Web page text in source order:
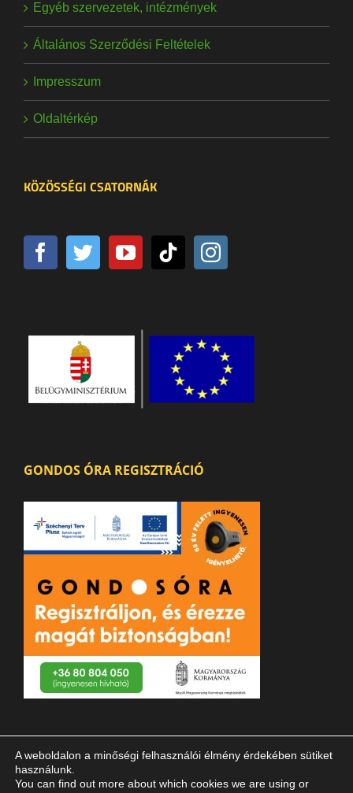
Egyéb szervezetek, intézmények
Általános Szerződési Feltételek
Impresszum
Oldaltérkép
KÖZÖSSÉGI CSATORNÁK
GONDOS ÓRA REGISZTRÁCIÓ
A weboldalon a minőségi felhasználói élmény érdekében sütiket
használunk.
You can find out more about which cookies we are using or